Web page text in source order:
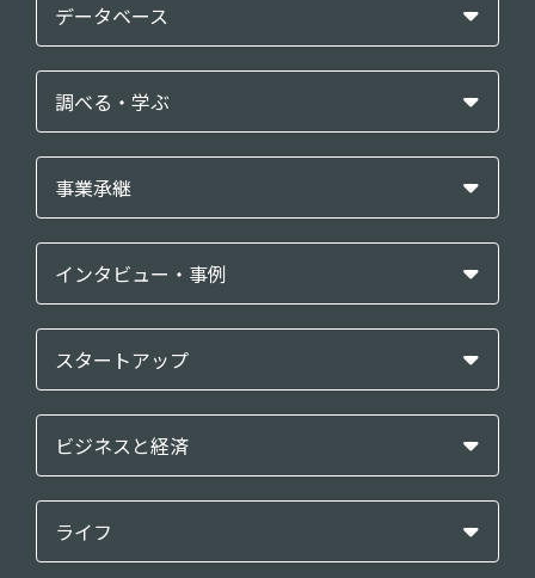
データベース
調べる・学ぶ
事業承継
インタビュー・事例
スタートアップ
ビジネスと経済
ライフ